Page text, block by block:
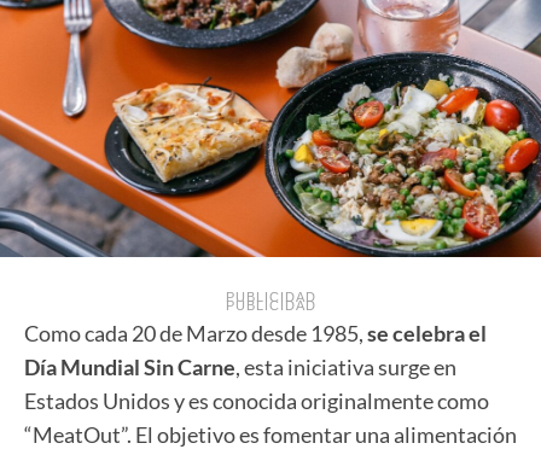
PUBLICIDAD
PUBLICIDAD
Como cada 20 de Marzo desde 1985,se celebra el
Día Mundial Sin Carne, esta iniciativa surge en
Estados Unidos y es conocida originalmente como
“MeatOut”. El objetivo es fomentar una alimentación